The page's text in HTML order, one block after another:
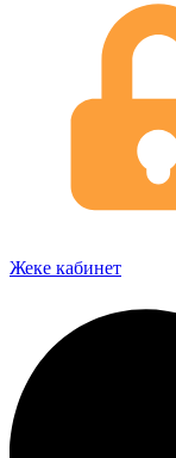
Жеке кабинет